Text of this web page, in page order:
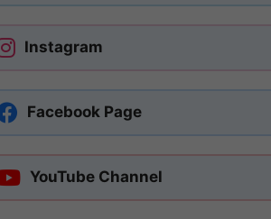
Instagram
Facebook Page
YouTube Channel